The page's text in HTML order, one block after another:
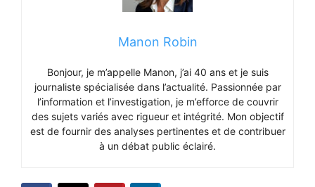
Manon Robin
Bonjour, je m’appelle Manon, j’ai 40 ans et je suis
journaliste spécialisée dans l’actualité. Passionnée par
l’information et l’investigation, je m’efforce de couvrir
des sujets variés avec rigueur et intégrité. Mon objectif
est de fournir des analyses pertinentes et de contribuer
à un débat public éclairé.